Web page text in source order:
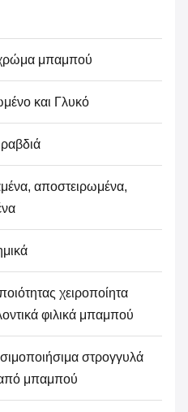
μπαμπού
και Γλυκό
αποστειρωμένα,
χειροποίητα
φιλικά μπαμπού
στρογγυλά
μπαμπού